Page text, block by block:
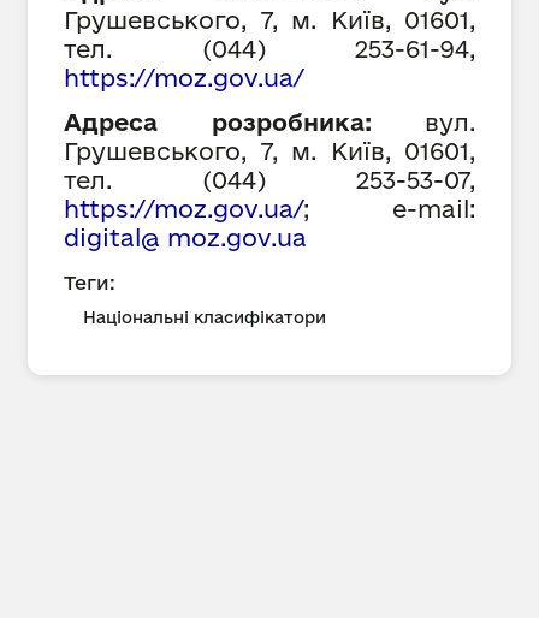
Грушевського, 7, м. Київ, 01601,
тел. (044) 253-61-94,
https://moz.gov.ua/
Адреса розробника: вул.
Грушевського, 7, м. Київ, 01601,
тел. (044) 253-53-07,
https://moz.gov.ua/; e-mail:
digital@ moz.gov.ua
Теги:
Національні класифікатори